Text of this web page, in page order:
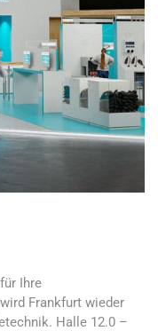
Ihre
Frankfurt wieder
Halle 12.0 –